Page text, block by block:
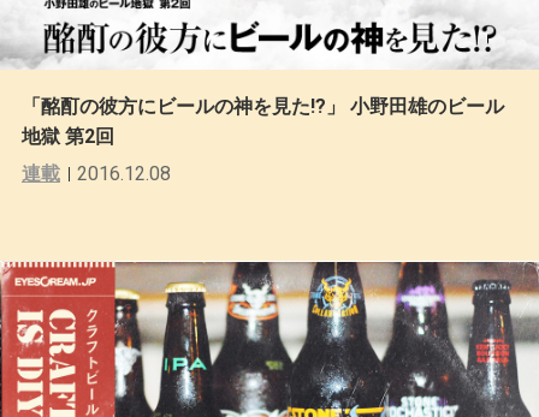
「酩酊の彼方にビールの神を見た!?」 小野田雄のビール
地獄 第2回
連載
2016.12.08